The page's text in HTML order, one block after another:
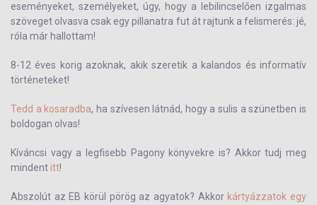
eseményeket, személyeket, úgy, hogy a lebilincselően izgalmas
szöveget olvasva csak egy pillanatra fut át rajtunk a felismerés: jé,
róla már hallottam!
8-12 éves korig azoknak, akik szeretik a kalandos és informatív
történeteket!
Tedd a kosaradba, ha szívesen látnád, hogy a sulis a szünetben is
boldogan olvas!
Kíváncsi vagy a legfisebb Pagony könyvekre is? Akkor tudj meg
mindent itt!
Abszolút az EB körül pörög az agyatok? Akkor kártyázzatok egy